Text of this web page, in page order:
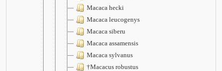
Macaca hecki
Macaca leucogenys
Macaca siberu
Macaca assamensis
Macaca sylvanus
†Macacus robustus